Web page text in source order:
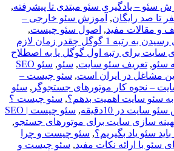
سئو – یادگیری سئو مبتدی تا پیشرفته,
تا صد رایگان, آموزش سئو خارجی –
و مقالات مفید, اصول سئو چیست,
برای رسیدن به رتبه 1 گوگل چقدر زمان لازم
سایت برای رتبه اول گوگل یا به اصطلاح
سئو,
, سئو,
سئو SEO
مشاغل در ایران است, سئو چیست –
– نحوه کار موتورهای جستجوگر , سئو
سئو سایت اهمیت بدهم؟, سئو چیست ؟
سایت در 10دقیقه
,
سئو چیست | SEO
سازی سایت برای موتورهای جستجو,
سئو یاد بگیریم؟, سئو چیست و چرا
سئو با ارائه نکات مفید, سئو چیست و